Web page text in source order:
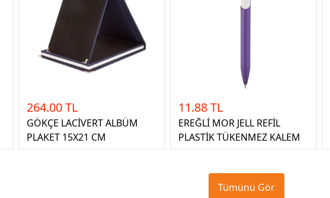
264.00 TL
GÖKÇE LACİVERT ALBÜM
PLAKET 15X21 CM
11.88 TL
EREĞLİ MOR JELL REFİL
PLASTİK TÜKENMEZ KALEM
Tümünü Gör